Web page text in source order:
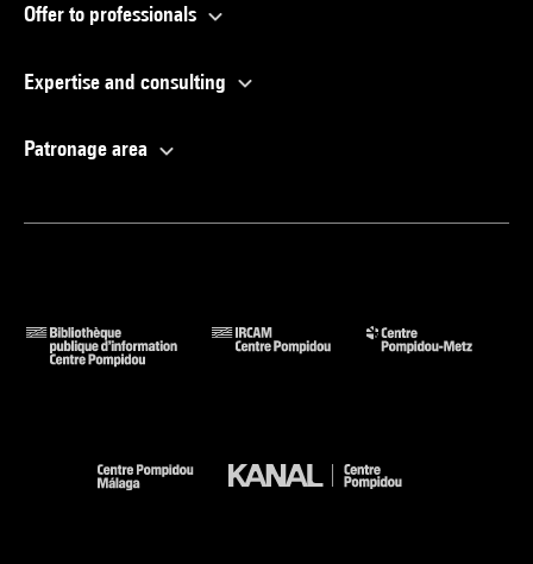
Offer to professionals
Expertise and consulting
Patronage area